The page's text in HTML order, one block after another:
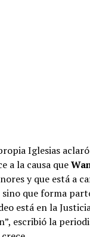
Iglesias
a la causa que
y que está a
que forma
está en la
escribió la